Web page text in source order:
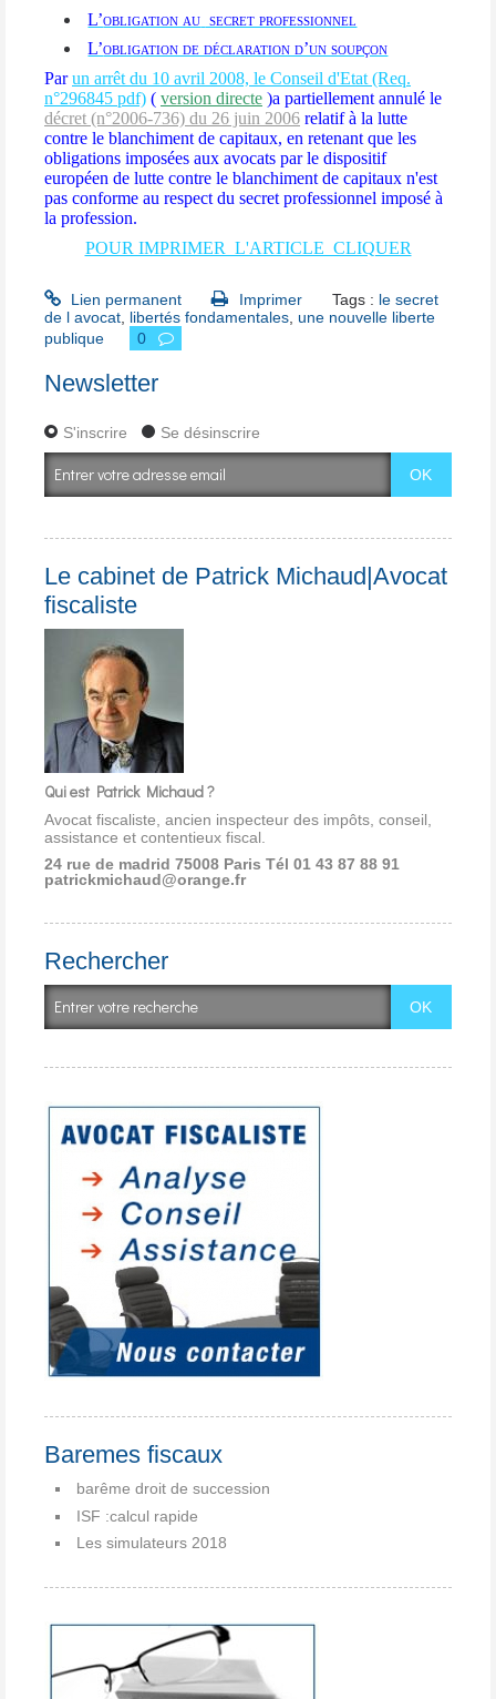
L’obligation au secret professionnel
L’obligation de déclaration d’un soupçon
Parun arrêt du 10 avril 2008, le Conseil d'Etat (Req.
n°296845 pdf) ( version directe )a partiellement annulé le
décret (n°2006-736) du 26 juin 2006 relatif à la lutte
contre le blanchiment de capitaux, en retenant que les
obligations imposées aux avocats par le dispositif
européen de lutte contre le blanchiment de capitaux n'est
pas conforme au respect du secret professionnel imposé à
la profession.
POUR IMPRIMER L'ARTICLE CLIQUER
Lien permanent Imprimer Tags : le secret
de l avocat, libertés fondamentales, une nouvelle liberte
publique
0
Newsletter
S'inscrire Se désinscrire
Le cabinet de Patrick Michaud|Avocat
fiscaliste
Qui est Patrick Michaud ?
Avocat fiscaliste, ancien inspecteur des impôts, conseil,
assistance et contentieux fiscal.
24 rue de madrid 75008 Paris Tél 01 43 87 88 91
patrickmichaud@orange.fr
Rechercher
Baremes fiscaux
barême droit de succession
ISF :calcul rapide
Les simulateurs 2018